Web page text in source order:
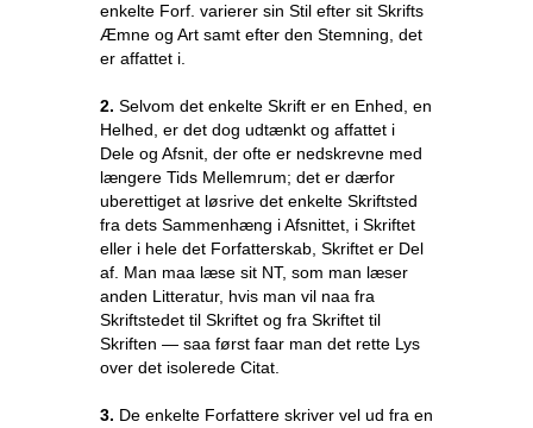
enkelte Forf. varierer sin Stil efter sit Skrifts
Æmne og Art samt efter den Stemning, det
er affattet i.
2. Selvom det enkelte Skrift er en Enhed, en
Helhed, er det dog udtænkt og affattet i
Dele og Afsnit, der ofte er nedskrevne med
længere Tids Mellemrum; det er dærfor
uberettiget at løsrive det enkelte Skriftsted
fra dets Sammenhæng i Afsnittet, i Skriftet
eller i hele det Forfatterskab, Skriftet er Del
af. Man maa læse sit NT, som man læser
anden Litteratur, hvis man vil naa fra
Skriftstedet til Skriftet og fra Skriftet til
Skriften — saa først faar man det rette Lys
over det isolerede Citat.
3. De enkelte Forfattere skriver vel ud fra en